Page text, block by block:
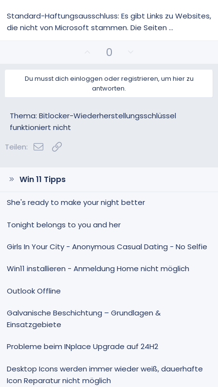
Standard-Haftungsausschluss: Es gibt Links zu Websites,
die nicht von Microsoft stammen. Die Seiten ...
i
t
v
0
g
a
t
v
Du musst dich einloggen oder registrieren, um hier zu
antworten.
Thema: Bitlocker-Wiederherstellungsschlüssel
funktioniert nicht
Teilen:
E-Mail
Win 11 Tipps
She's ready to make your night better
Tonight belongs to you and her
Girls In Your City - Anonymous Casual Dating - No Selfie
Win11 installieren - Anmeldung Home nicht möglich
Outlook Offline
Galvanische Beschichtung – Grundlagen &
Einsatzgebiete
Probleme beim INplace Upgrade auf 24H2
Desktop Icons werden immer wieder weiß, dauerhafte
Icon Reparatur nicht möglich